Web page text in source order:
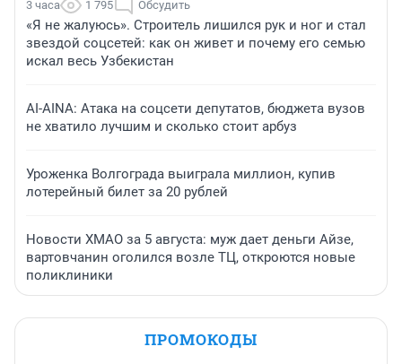
3 часа 1 795 Обсудить
«Я не жалуюсь». Строитель лишился рук и ног и стал
звездой соцсетей: как он живет и почему его семью
искал весь Узбекистан
AI-AINA: Атака на соцсети депутатов, бюджета вузов
не хватило лучшим и сколько стоит арбуз
Уроженка Волгограда выиграла миллион, купив
лотерейный билет за 20 рублей
Новости ХМАО за 5 августа: муж дает деньги Айзе,
вартовчанин оголился возле ТЦ, откроются новые
поликлиники
ПРОМОКОДЫ